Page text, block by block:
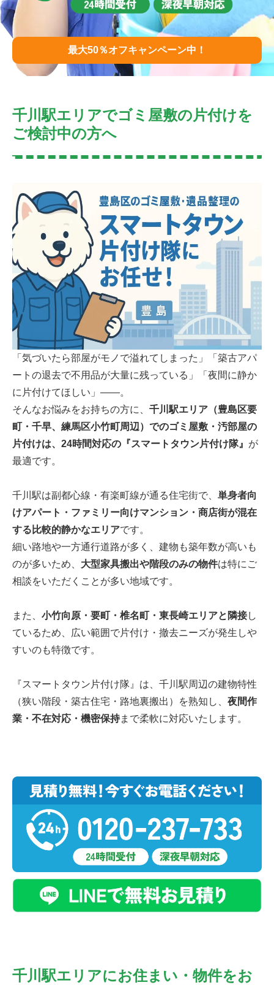
最大50％オフキャンペーン中！
千川駅エリアでゴミ屋敷の片付けを
ご検討中の方へ
「気づいたら部屋がモノで溢れてしまった」「築古アパ
ートの退去で不用品が大量に残っている」「夜間に静か
に片付けてほしい」――。
そんなお悩みをお持ちの方に、 千川駅エリア（豊島区要
町・千早、練馬区小竹町周辺）でのゴミ屋敷・汚部屋の
片付けは、24時間対応の『スマートタウン片付け隊』 が
最適です。
千川駅は副都心線・有楽町線が通る住宅街で、 単身者向
けアパート・ファミリー向けマンション・商店街が混在
する比較的静かなエリアです。
細い路地や一方通行道路が多く、建物も築年数が高いも
のが多いため、 大型家具搬出や階段のみの物件は特にご
相談をいただくことが多い地域です。
また、 小竹向原・要町・椎名町・東長崎エリアと隣接し
ているため、広い範囲で片付け・撤去ニーズが発生しや
すいのも特徴です。
『スマートタウン片付け隊』は、千川駅周辺の建物特性
（狭い階段・築古住宅・路地裏搬出）を熟知し、 夜間作
業・不在対応・機密保持まで柔軟に対応いたします。
千川駅エリアにお住まい・物件をお